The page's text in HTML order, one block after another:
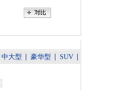
中大型 豪华型 SUV